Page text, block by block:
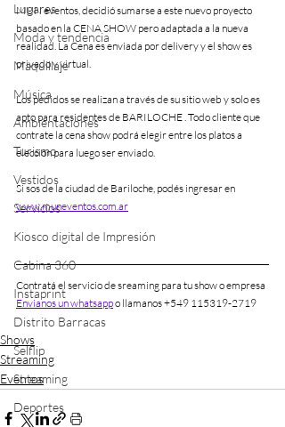
Lugares
Moda y tendencia
Maquillaje
Música
Ambientaciones
Turismo
Vestidos
Servicios
Kiosco digital de Impresión
Cabina 360
Instaprint
Distrito Barracas
Selflip
Streaming
Deportes
MUN eventos, decidió sumarse a este nuevo proyecto
basado en la CENA SHOW pero adaptada a la nueva
realidad. La Cena es enviada por delivery y el show es
privado y virtual.
Los pedidos se realizan a través de su sitio web y solo es
apto para residentes de BARILOCHE . Todo cliente que
contrate la cena show podrá elegir entre los platos a
elección para luego ser enviado.
Si sos de la ciudad de Bariloche, podés ingresar en
www.muneventos.com.ar
Contratá el servicio de sreaming para tu show o empresa
Envianos un whatsapp o llamanos +549 115319-2719
Shows
Streaming
Eventos